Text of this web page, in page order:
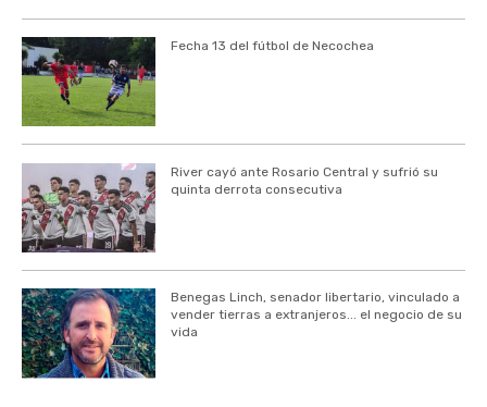
Fecha 13 del fútbol de Necochea
River cayó ante Rosario Central y sufrió su
quinta derrota consecutiva
Benegas Linch, senador libertario, vinculado a
vender tierras a extranjeros... el negocio de su
vida